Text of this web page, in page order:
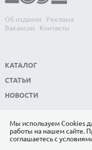
Об издании
Реклама
Вакансии
Контакты
КАТАЛОГ
СТАТЬИ
НОВОСТИ
ПОДПИШИТЕСЬ НА НАС
Мы используем Сookies
работы на нашем сайте.
соглашаетесь с